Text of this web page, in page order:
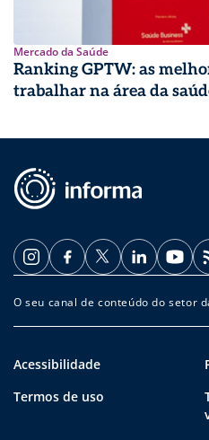
Mercado da Saúde
Ranking GPTW: as
trabalhar na área da
O seu canal de conteúdo do setor
Acessibilidade
Termos de uso